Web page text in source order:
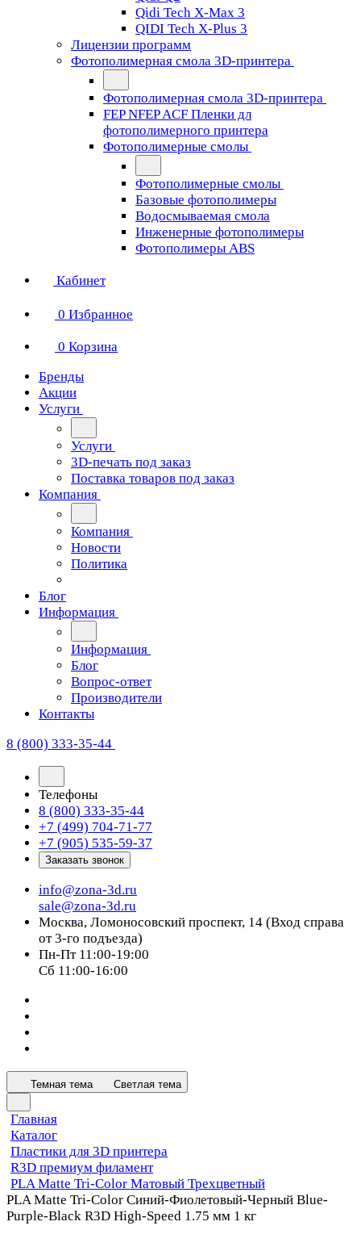
Qidi Tech X-Max 3
QIDI Tech X-Plus 3
Лицензии программ
Фотополимерная смола 3D-принтера
Фотополимерная смола 3D-принтера
FEP NFEP ACF Пленки дл
фотополимерного принтера
Фотополимерные смолы
Фотополимерные смолы
Базовые фотополимеры
Водосмываемая смола
Инженерные фотополимеры
Фотополимеры ABS
Кабинет
0 Избранное
0 Корзина
Бренды
Акции
Услуги
Услуги
3D-печать под заказ
Поставка товаров под заказ
Компания
Компания
Новости
Политика
Блог
Информация
Информация
Блог
Вопрос-ответ
Производители
Контакты
8 (800) 333-35-44
Телефоны
8 (800) 333-35-44
+7 (499) 704-71-77
+7 (905) 535-59-37
Заказать звонок
info@zona-3d.ru
sale@zona-3d.ru
Москва, Ломоносовский проспект, 14 (Вход справа
от 3-го подъезда)
Пн-Пт 11:00-19:00
Сб 11:00-16:00
Темная тема Светлая тема
Главная
Каталог
Пластики для 3D принтера
R3D премиум филамент
PLA Matte Tri-Color Матовый Трехцветный
PLA Matte Tri-Color Синий-Фиолетовый-Черный Blue-
Purple-Black R3D High-Speed 1.75 мм 1 кг